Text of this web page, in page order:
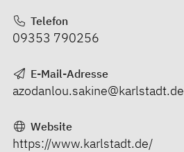
Telefon
09353 790256
E-Mail-Adresse
azodanlou.sakine@karlstadt.de
Website
https://www.karlstadt.de/